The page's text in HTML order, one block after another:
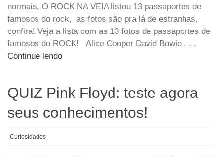
normais, O ROCK NA VEIA listou 13 passaportes de
famosos do rock, as fotos são pra lá de estranhas,
confira! Veja a lista com as 13 fotos de passaportes de
famosos do ROCK! Alice Cooper David Bowie . . .
Continue lendo
QUIZ Pink Floyd: teste agora
seus conhecimentos!
Curiosidades